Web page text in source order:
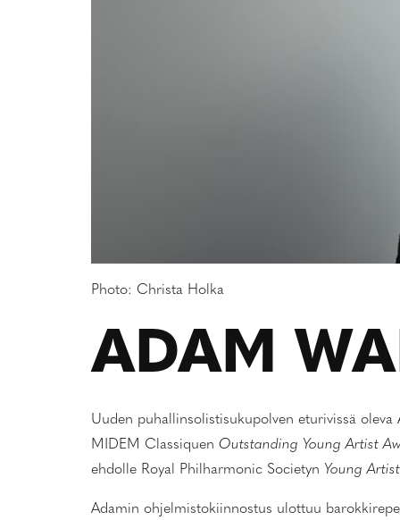
Photo: Christa Holka
ADAM
Uuden puhallinsolistisukupolven eturivissä
MIDEM Classiquen Outstanding Young Artist
ehdolle Royal Philharmonic Societyn Young
Adamin ohjelmistokiinnostus ulottuu